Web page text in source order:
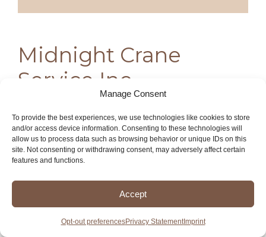
Manage Consent
To provide the best experiences, we use technologies like cookies to store
and/or access device information. Consenting to these technologies will
allow us to process data such as browsing behavior or unique IDs on this
site. Not consenting or withdrawing consent, may adversely affect certain
features and functions.
Accept
Opt-out preferencesPrivacy StatementImprint
Midnight Crane
Service Inc.
Midnight Crane Service Inc. es una empresa líder
en servicios de grúas que se ha ganado la
confianza de la comunidad y de diversas industrias
gracias a su compromiso con la seguridad, la
altamente capacitados y una flota moderna de
grúas de última generación, Midnight Crane Service